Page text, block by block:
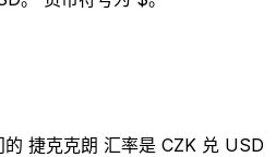
捷克克朗 汇率是 CZK 兑 USD